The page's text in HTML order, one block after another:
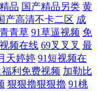
品 国产精品另类 黄
产高清不卡二区 成
青草 91草逼视频 免
频在线 69叉叉叉 最
天婷婷 91短视频在
福利免费视频 加勒比
狠狠擼狠狠擼 91桃